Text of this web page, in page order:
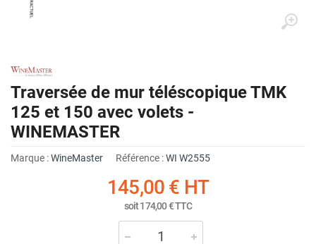
Traversée de mur téléscopique TMK
125 et 150 avec volets -
WINEMASTER
Marque :WineMaster Référence :WI W2555
145,00 € HT
soit174,00 €TTC